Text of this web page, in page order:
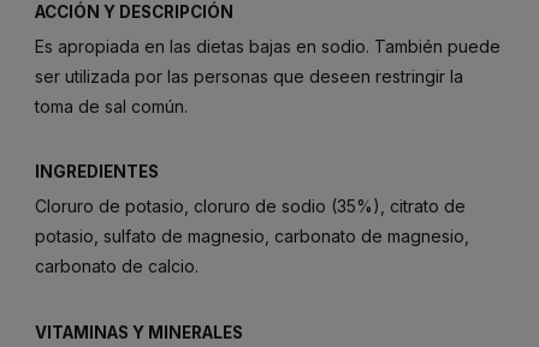
ACCIÓN Y DESCRIPCIÓN
Es apropiada en las dietas bajas en sodio. También puede
ser utilizada por las personas que deseen restringir la
toma de sal común.
INGREDIENTES
Cloruro de potasio, cloruro de sodio (35%), citrato de
potasio, sulfato de magnesio, carbonato de magnesio,
carbonato de calcio.
VITAMINAS Y MINERALES